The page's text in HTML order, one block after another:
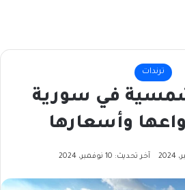
ترندات
في سورية
وأسعارها
آخر تحديث: 10 نوفمبر، 2024